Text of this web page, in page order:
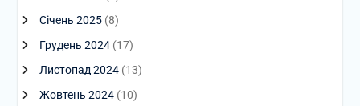
Січень 2025(8)
Грудень 2024(17)
Листопад 2024(13)
Жовтень 2024(10)